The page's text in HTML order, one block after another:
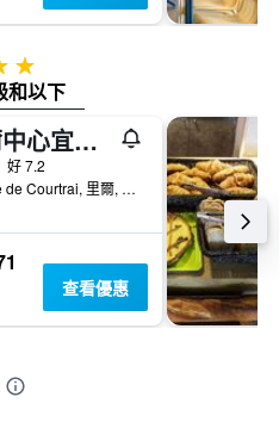
2星級
和以下
里爾中心宜必思快捷酒店 - 里耳
好 7.2
10 Rue de Courtrai, 里爾, 諾爾省, 法國
查看優惠